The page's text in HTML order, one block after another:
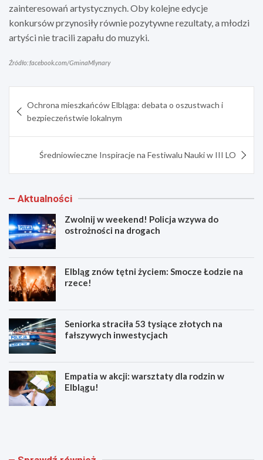
zainteresowań artystycznych. Oby kolejne edycje
konkursów przynosiły równie pozytywne rezultaty, a młodzi
artyści nie tracili zapału do muzyki.
Źródło: facebook.com/GminaMlynary
wpisu
Ochrona mieszkańców Elbląga: debata o oszustwach i
bezpieczeństwie lokalnym
Średniowieczne Inspiracje na Festiwalu Nauki w III LO
Aktualności
Zwolnij w weekend! Policja wzywa do
ostrożności na drogach
Elbląg znów tętni życiem: Smocze Łodzie na
rzece!
Seniorka straciła 53 tysiące złotych na
fałszywych inwestycjach
Empatia w akcji: warsztaty dla rodzin w
Elblągu!
Z
E